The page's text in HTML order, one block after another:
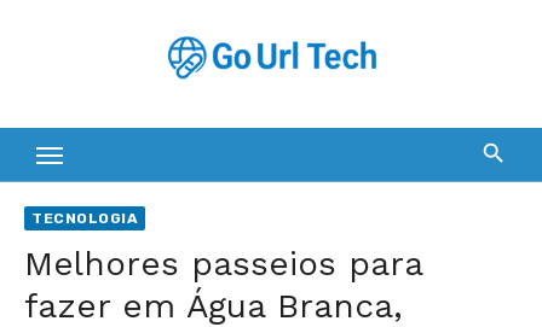
TECNOLOGIA
Melhores passeios para
fazer em Água Branca,